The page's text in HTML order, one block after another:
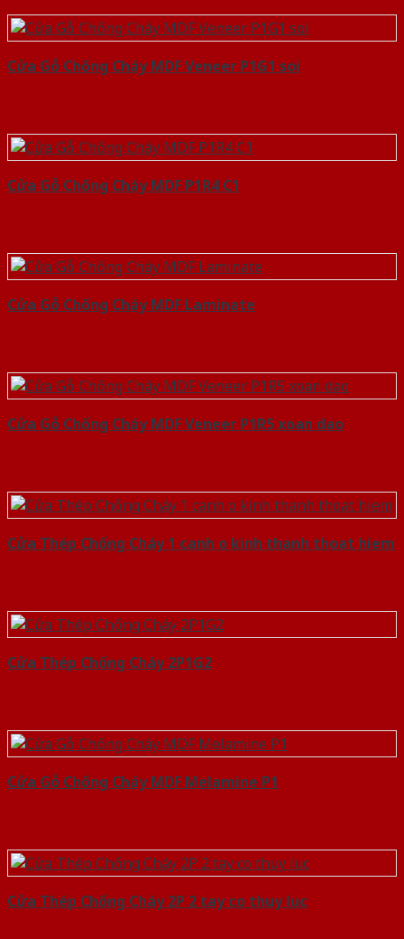
Cửa Gỗ Chống Cháy MDF Veneer P1G1 soi
Cửa Gỗ Chống Cháy MDF P1R4 C1
Cửa Gỗ Chống Cháy MDF Laminate
Cửa Gỗ Chống Cháy MDF Veneer P1R5 xoan dao
Cửa Thép Chống Cháy 1 canh o kinh thanh thoat hiem
Cửa Thép Chống Cháy 2P1G2
Cửa Gỗ Chống Cháy MDF Melamine P1
Cửa Thép Chống Cháy 2P 2 tay co thuy luc